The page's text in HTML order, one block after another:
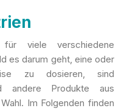
viele verschiedene
es darum geht, eine oder
zu dosieren, sind
andere Produkte aus
Im Folgenden finden